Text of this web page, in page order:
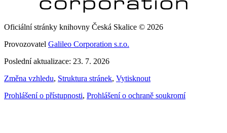
Oficiální stránky knihovny Česká Skalice © 2026
Provozovatel Galileo Corporation s.r.o.
Poslední aktualizace: 23. 7. 2026
Změna vzhledu, Struktura stránek, Vytisknout
Prohlášení o přístupnosti, Prohlášení o ochraně soukromí